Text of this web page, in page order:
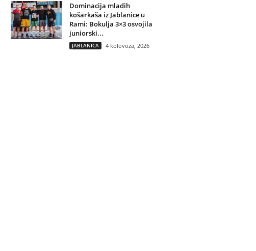
Dominacija mladih
košarkaša iz Jablanice u
Rami: Bokulja 3×3 osvojila
juniorski...
JABLANICA 4 kolovoza, 2026